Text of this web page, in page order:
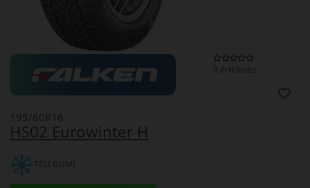
0 értékelés
HS02 Eurowinter H
195/60R16
TÉLI GUMI